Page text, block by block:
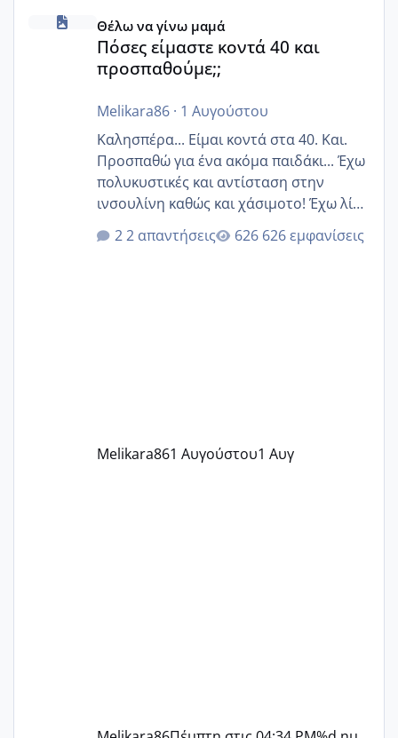
Πόσες είμαστε κοντά 40 και προσπαθούμε;;
Θέλω να γίνω μαμά
Πόσες είμαστε κοντά 40 και
προσπαθούμε;;
Melikara86· 1 Αυγούστου
Καλησπέρα... Είμαι κοντά στα 40. Και.
Προσπαθώ για ένα ακόμα παιδάκι... Έχω
πολυκυστικές και αντίσταση στην
ινσουλίνη καθώς και χάσιμοτο! Έχω λίγα
κιλά παραπάνω και όσο κ αν προσπαθώ
δεν χάνω εύκολα! Προσπαθώ για ακόμη
2 απαντήσεις 626 εμφανίσεις
Melikara861 Αυγούστου1 Αυγ